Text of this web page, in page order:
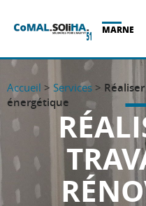
MARNE
Accueil > Services >
énergétique